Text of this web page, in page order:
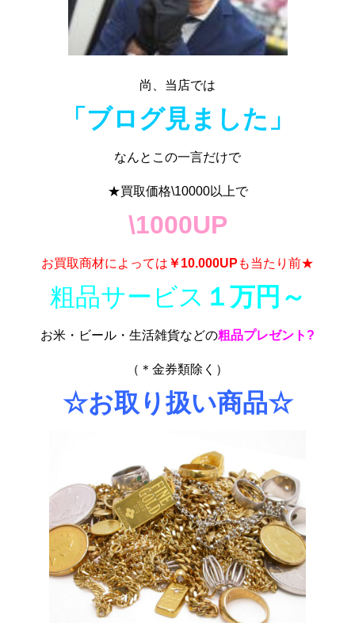
尚、当店では
「ブログ見ました」
なんとこの一言だけで
★買取価格\10000以上で
\1000UP
お買取商材によっては ￥10.000UP も当たり前★
粗品サービス １万円～
お米・ビール・生活雑貨などの粗品プレゼント?
（ ＊金券類除く）
☆お取り扱い商品☆